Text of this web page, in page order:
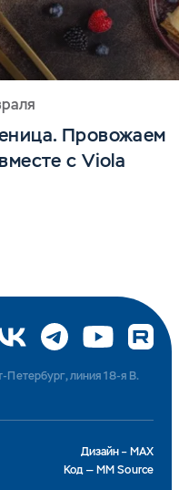
Провожаем
с Viola
Дизайн – MAX
Код — MM Source
линия 18-я В.